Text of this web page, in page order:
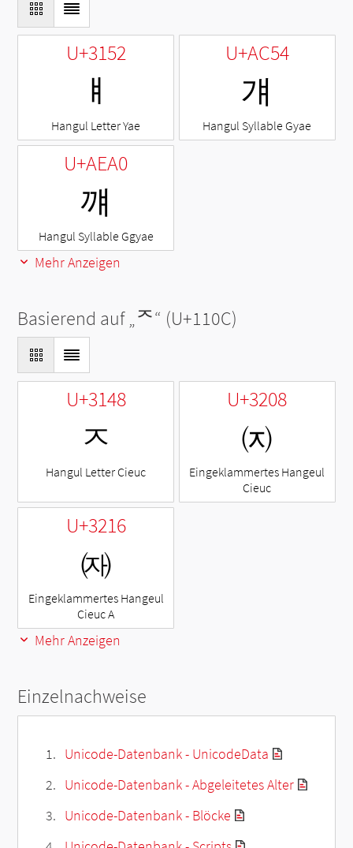
U+3152
ㅒ
Hangul Letter Yae
U+AC54
걔
Hangul Syllable Gyae
U+AEA0
꺠
Hangul Syllable Ggyae
Mehr Anzeigen
Basierend auf „ᄌ“ (U+110C)
U+3148
ㅈ
Hangul Letter Cieuc
U+3208
㈈
Eingeklammertes Hangeul
Cieuc
U+3216
㈖
Eingeklammertes Hangeul
Cieuc A
Mehr Anzeigen
Einzelnachweise
Unicode-Datenbank - UnicodeData
Unicode-Datenbank - Abgeleitetes Alter
Unicode-Datenbank - Blöcke